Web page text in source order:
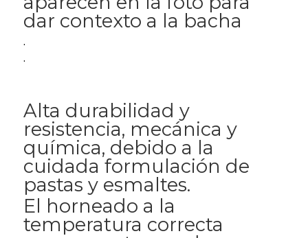
dar contexto a la bacha
.
.
Alta durabilidad y
resistencia, mecánica y
química, debido a la
cuidada formulación de
pastas y esmaltes.
El horneado a la
temperatura correcta